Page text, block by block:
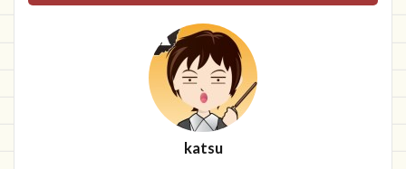
katsu